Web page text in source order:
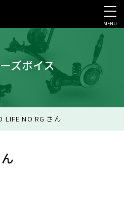
会社案内・採用・IR
MENU
ズボイス
LIFE NO RG さん